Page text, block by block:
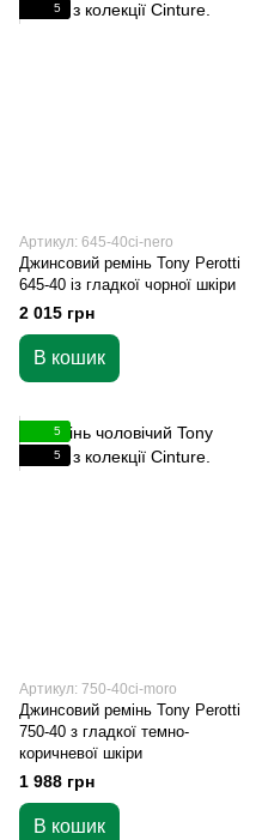
5
Артикул: 645-40ci-nero
Джинсовий ремінь Tony Perotti
645-40 із гладкої чорної шкіри
2 015 грн
В кошик
5
5
Артикул: 750-40ci-moro
Джинсовий ремінь Tony Perotti
750-40 з гладкої темно-
коричневої шкіри
1 988 грн
В кошик